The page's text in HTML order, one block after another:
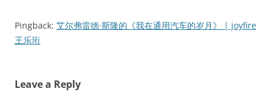
Pingback: 艾尔弗雷德·斯隆的《我在通用汽车的岁月》 | joyfire
王乐珩
Leave a Reply